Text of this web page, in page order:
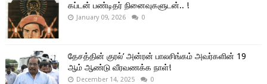
கப்டன் பண்டிதர் நினைவுகளுடன்.. !
January 09, 2026 0
தேசத்தின் குரல்’ அன்ரன் பாலசிங்கம் அவர்களின் 19
ஆம் ஆண்டு வீரவணக்க நாள்!
December 14, 2025 0